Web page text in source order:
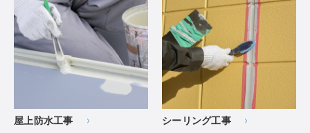
屋上防水工事 シーリング工事